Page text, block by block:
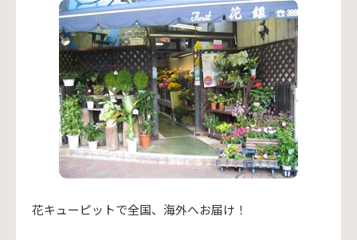
花キューピットで全国、海外へお届け！